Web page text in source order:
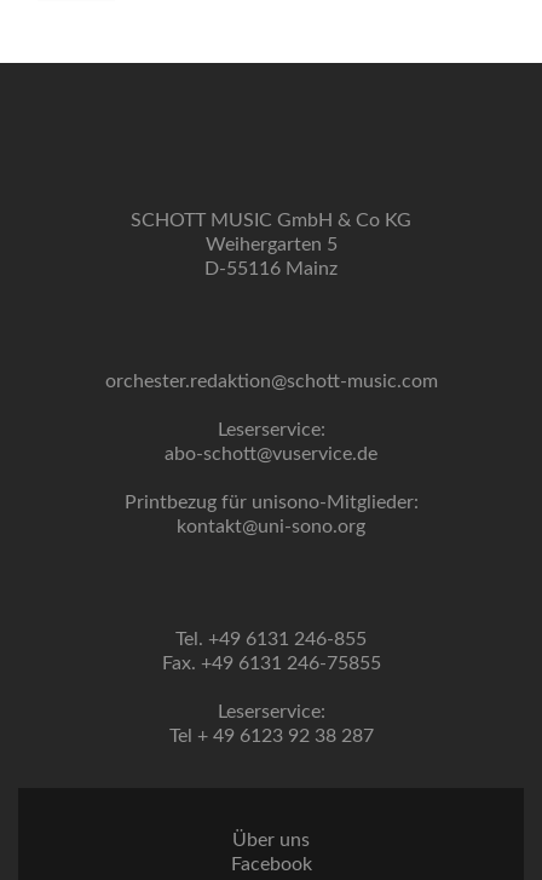
SCHOTT MUSIC GmbH & Co KG
Weihergarten 5
D-55116 Mainz
orchester.redaktion@schott-music.com
Leserservice:
abo-schott@vuservice.de
Printbezug für unisono-Mitglieder:
kontakt@uni-sono.org
Tel. +49 6131 246-855
Fax. +49 6131 246-75855
Leserservice:
Tel + 49 6123 92 38 287
Über uns
Facebook